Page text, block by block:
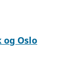
Oslo